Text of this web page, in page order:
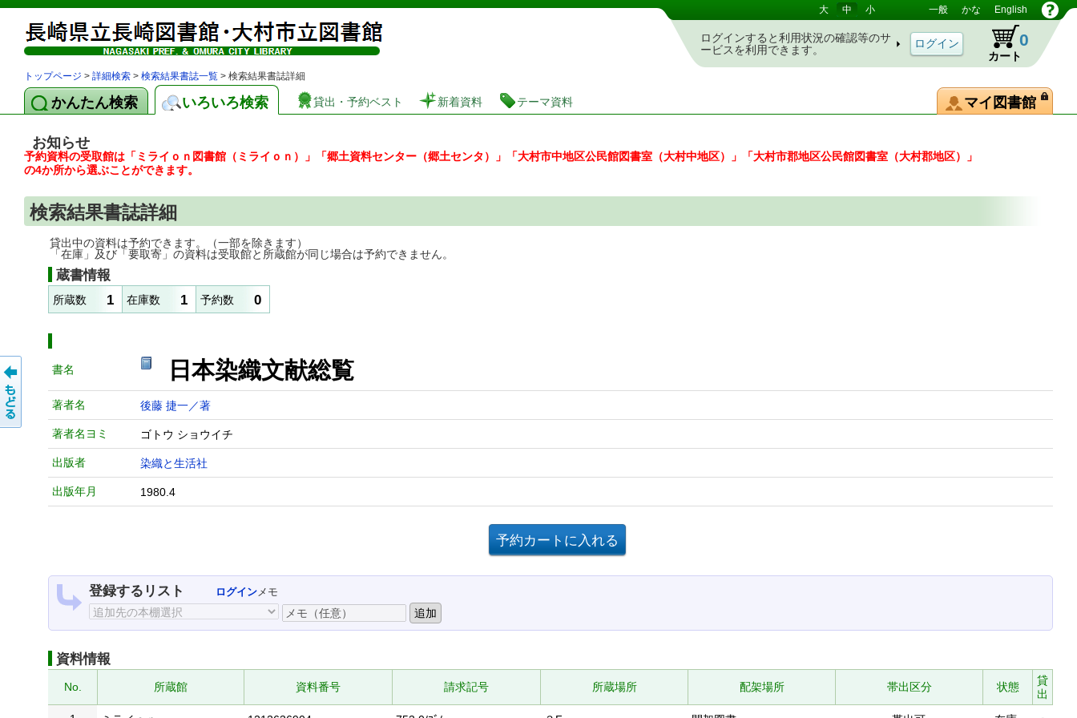
図書館 蔵書検索・予約システム 大 中 小 一般 かな English
ログインすると利用状況の確認等のサ
ービスを利用できます。
カート
0
トップページ > 詳細検索 > 検索結果書誌一覧 > 検索結果書誌詳細
かんたん検索 いろいろ検索 貸出・予約ベスト 新着資料 テーマ資料 マイ図書館
お知らせ
予約資料の受取館は「ミライｏｎ図書館（ミライｏｎ）」「郷土資料センター（郷土センタ）」「大村市中地区公民館図書室（大村中地区）」「大村市郡地区公民館図書室（大村郡地区）」
の4か所から選ぶことができます。
検索結果書誌詳細
貸出中の資料は予約できます。（一部を除きます）
「在庫」及び「要取寄」の資料は受取館と所蔵館が同じ場合は予約できません。
蔵書情報
所蔵数 1 在庫数 1 予約数 0
書名 日本染織文献総覧
著者名 後藤 捷一／著
著者名ヨミ ゴトウ ショウイチ
出版者 染織と生活社
出版年月 1980.4
登録するリスト ログインメモ
資料情報
No. 所蔵館 資料番号 請求記号 所蔵場所 配架場所 帯出区分 状態
貸
出